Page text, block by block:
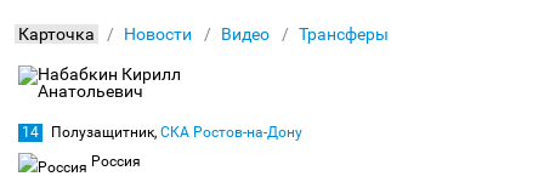
Карточка Новости Видео Трансферы
14 Полузащитник, СКА Ростов-на-Дону
Россия